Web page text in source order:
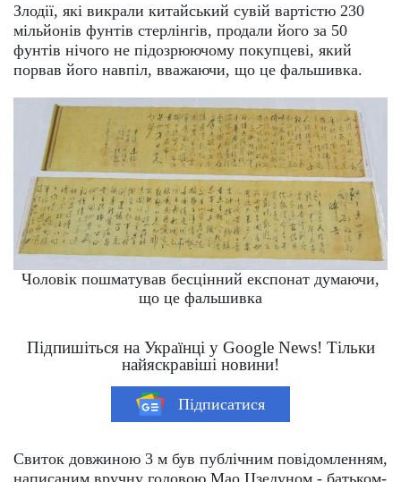
Злодії, які викрали китайський сувій вартістю 230
мільйонів фунтів стерлінгів, продали його за 50
фунтів нічого не підозрюючому покупцеві, який
порвав його навпіл, вважаючи, що це фальшивка.
Чоловік пошматував бесцінний експонат думаючи,
що це фальшивка
Підпишіться на Українці у Google News! Тільки
найяскравіші новини!
Підписатися
Свиток довжиною 3 м був публічним повідомленням,